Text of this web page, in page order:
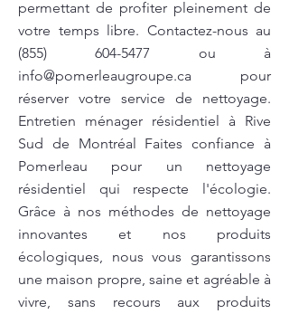
permettant de profiter pleinement de
votre temps libre. Contactez-nous au
(855) 604-5477 ou à
info@pomerleaugroupe.ca pour
réserver votre service de nettoyage.
Entretien ménager résidentiel à Rive
Sud de Montréal Faites confiance à
Pomerleau pour un nettoyage
résidentiel qui respecte l'écologie.
Grâce à nos méthodes de nettoyage
innovantes et nos produits
écologiques, nous vous garantissons
une maison propre, saine et agréable à
vivre, sans recours aux produits